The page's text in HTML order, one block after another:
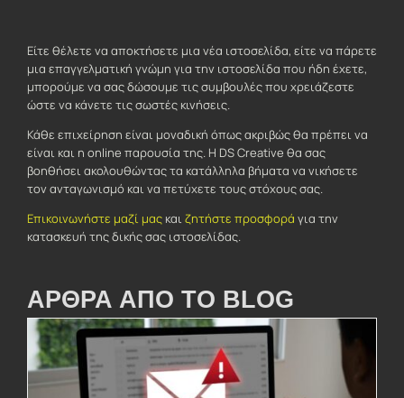
Είτε θέλετε να αποκτήσετε μια νέα ιστοσελίδα, είτε να πάρετε
μια επαγγελματική γνώμη για την ιστοσελίδα που ήδη έχετε,
μπορούμε να σας δώσουμε τις συμβουλές που χρειάζεστε
ώστε να κάνετε τις σωστές κινήσεις.
Κάθε επιχείρηση είναι μοναδική όπως ακριβώς θα πρέπει να
είναι και η online παρουσία της. Η DS Creative θα σας
βοηθήσει ακολουθώντας τα κατάλληλα βήματα να νικήσετε
τον ανταγωνισμό και να πετύχετε τους στόχους σας.
Επικοινωνήστε μαζί μας και ζητήστε προσφορά για την
κατασκευή της δικής σας ιστοσελίδας.
ΑΡΘΡΑ ΑΠΟ ΤΟ BLOG